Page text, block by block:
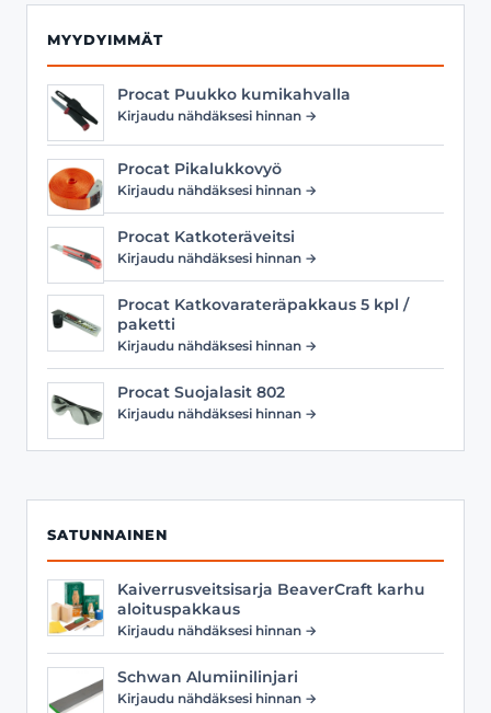
MYYDYIMMÄT
Procat Puukko kumikahvalla
Kirjaudu nähdäksesi hinnan →
Procat Pikalukkovyö
Kirjaudu nähdäksesi hinnan →
Procat Katkoteräveitsi
Kirjaudu nähdäksesi hinnan →
Procat Katkovarateräpakkaus 5 kpl /
paketti
Kirjaudu nähdäksesi hinnan →
Procat Suojalasit 802
Kirjaudu nähdäksesi hinnan →
SATUNNAINEN
Kaiverrusveitsisarja BeaverCraft karhu
aloituspakkaus
Kirjaudu nähdäksesi hinnan →
Schwan Alumiinilinjari
Kirjaudu nähdäksesi hinnan →